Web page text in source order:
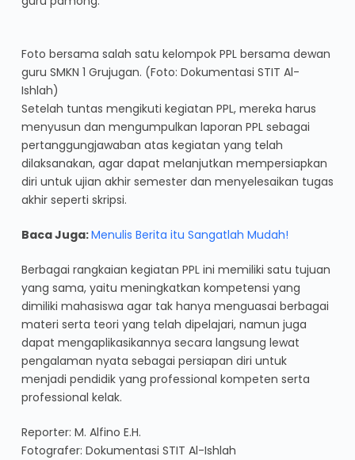
Foto bersama salah satu kelompok PPL bersama dewan
guru SMKN 1 Grujugan. (Foto: Dokumentasi STIT Al-
Ishlah)
Setelah tuntas mengikuti kegiatan PPL, mereka harus
menyusun dan mengumpulkan laporan PPL sebagai
pertanggungjawaban atas kegiatan yang telah
dilaksanakan, agar dapat melanjutkan mempersiapkan
diri untuk ujian akhir semester dan menyelesaikan tugas
akhir seperti skripsi.
Baca Juga:Menulis Berita itu Sangatlah Mudah!
Berbagai rangkaian kegiatan PPL ini memiliki satu tujuan
yang sama, yaitu meningkatkan kompetensi yang
dimiliki mahasiswa agar tak hanya menguasai berbagai
materi serta teori yang telah dipelajari, namun juga
dapat mengaplikasikannya secara langsung lewat
pengalaman nyata sebagai persiapan diri untuk
menjadi pendidik yang professional kompeten serta
professional kelak.
Reporter: M. Alfino E.H.
Fotografer: Dokumentasi STIT Al-Ishlah